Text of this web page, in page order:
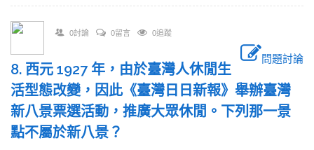
0討論 0留言 0追蹤
問題討論
8. 西元 1927 年，由於臺灣人休閒生
活型態改變，因此《臺灣日日新報》舉辦臺灣
新八景票選活動，推廣大眾休閒。下列那一景
點不屬於新八景？